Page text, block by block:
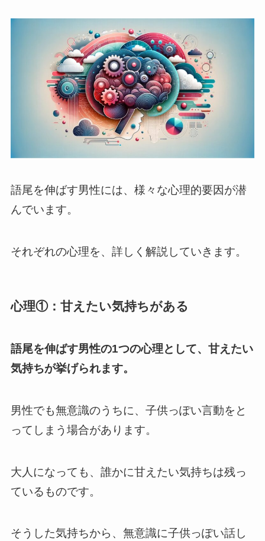
語尾を伸ばす男性には、様々な心理的要因が潜
んでいます。
それぞれの心理を、詳しく解説していきます。
心理①：甘えたい気持ちがある
語尾を伸ばす男性の1つの心理として、甘えたい
気持ちが挙げられます。
男性でも無意識のうちに、子供っぽい言動をと
ってしまう場合があります。
大人になっても、誰かに甘えたい気持ちは残っ
ているものです。
そうした気持ちから、無意識に子供っぽい話し